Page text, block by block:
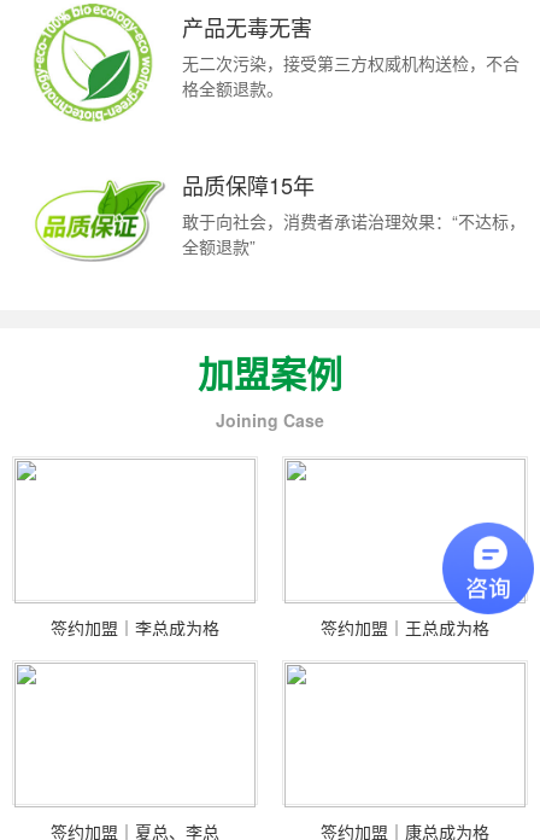
产品无毒无害
无二次污染，接受第三方权威机构送检，不合
格全额退款。
品质保障15年
敢于向社会，消费者承诺治理效果：“不达标，
全额退款”
加盟案例
Joining Case
签约加盟｜李总成为格 签约加盟｜王总成为格
签约加盟｜夏总、李总 签约加盟｜康总成为格